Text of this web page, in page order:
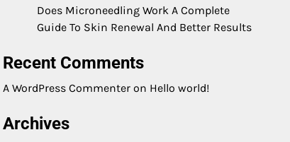
Does Microneedling Work A Complete
Guide To Skin Renewal And Better Results
Recent Comments
A WordPress Commenter on Hello world!
Archives